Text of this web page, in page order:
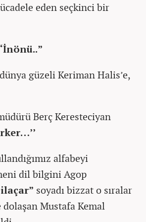
eden seçkinci bir
güzeli Keriman Halis’e,
Berç Keresteciyan
alfabeyi
dil bilgini Agop
soyadı bizzat o sıralar
Mustafa Kemal